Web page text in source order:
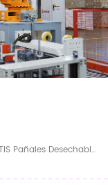
MUESTRA GRATIS Pañales Desechables Suaves Y Transpirables SAP De Alto Rendimiento Y Absorción Para Bebés